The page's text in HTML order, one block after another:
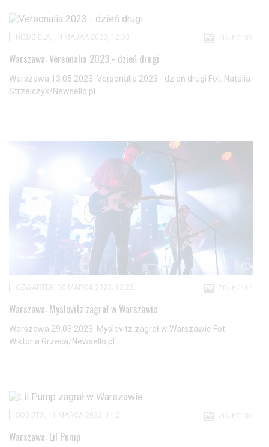
ZDJĘĆ: 39
NIEDZIELA, 14 MAJAA 2023, 12:03
Warszawa: Versonalia 2023 - dzień drugi
Warszawa 13.05.2023: Versonalia 2023 - dzień drugi Fot: Natalia
Strzelczyk/Newsello.pl
ZDJĘĆ: 14
CZWARTEK, 30 MARCA 2023, 12:22
Warszawa: Myslovitz zagrał w Warszawie
Warszawa 29.03.2023: Myslovitz zagrał w Warszawie Fot:
Wiktoria Grzeca/Newsello.pl
ZDJĘĆ: 36
SOBOTA, 11 MARCA 2023, 11:21
Warszawa: Lil Pump